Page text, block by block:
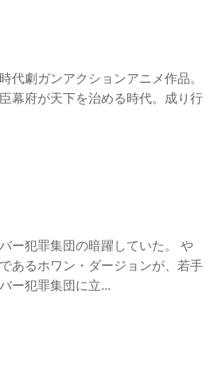
代劇ガンアクションアニメ作品。
幕府が天下を治める時代。成り行
ー犯罪集団の暗躍していた。 や
あるホワン・ダージョンが、若手
ー犯罪集団に立...